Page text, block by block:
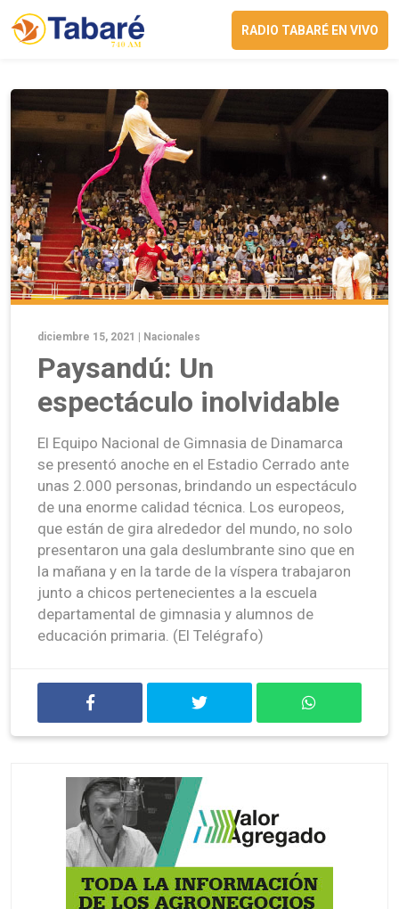
RADIO TABARÉ EN VIVO
diciembre 15, 2021 | Nacionales
Paysandú: Un
espectáculo inolvidable
El Equipo Nacional de Gimnasia de Dinamarca
se presentó anoche en el Estadio Cerrado ante
unas 2.000 personas, brindando un espectáculo
de una enorme calidad técnica. Los europeos,
que están de gira alrededor del mundo, no solo
presentaron una gala deslumbrante sino que en
la mañana y en la tarde de la víspera trabajaron
junto a chicos pertenecientes a la escuela
departamental de gimnasia y alumnos de
educación primaria. (El Telégrafo)